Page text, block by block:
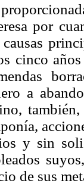
por
cinco
a
y sin
de sus